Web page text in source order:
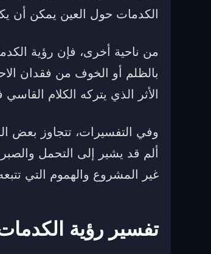
الكدمات حول العين يمكن أن
من ناحية أخرى، فإن رؤية
بالظلم أو الخوف من فقدان
الأثر الذي يتركه الكلام
وفي التفسيرات، تتجاوز بعض
ألم قد يشير إلى التحمل
غير المشروع والهموم التي
تفسير رؤية